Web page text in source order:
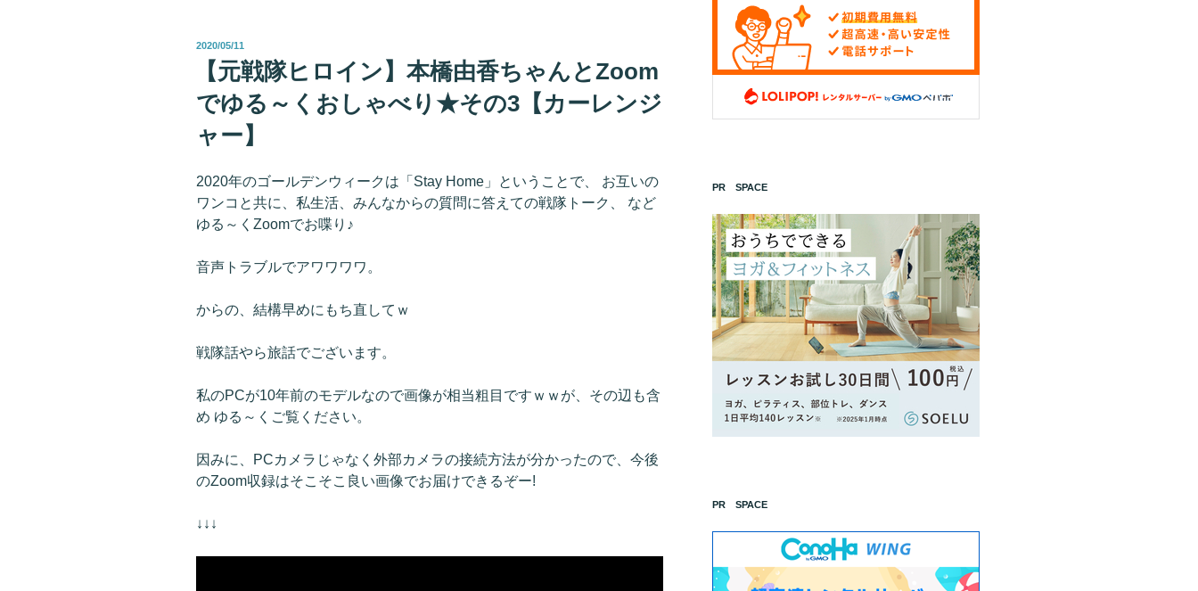
投
2020/05/11
【元戦隊ヒロイン】本橋由香ちゃんとZoom
でゆる～くおしゃべり★その3【カーレンジ
ャー】
2020年のゴールデンウィークは「Stay Home」ということで、 お互いの
ワンコと共に、私生活、みんなからの質問に答えての戦隊トーク、 など
ゆる～くZoomでお喋り♪
音声トラブルでアワワワワ。
からの、結構早めにもち直してｗ
戦隊話やら旅話でございます。
私のPCが10年前のモデルなので画像が相当粗目ですｗｗが、その辺も含
め ゆる～くご覧ください。
因みに、PCカメラじゃなく外部カメラの接続方法が分かったので、今後
のZoom収録はそこそこ良い画像でお届けできるぞー!
↓↓↓
PR SPACE
PR SPACE